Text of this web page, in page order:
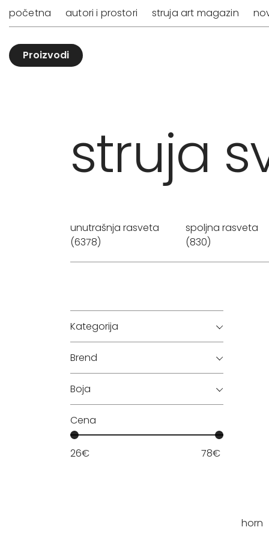
početna autori i prostori struja art magazin
Proizvodi
struja
unutrašnja rasveta
(6378)
spoljna rasveta
(830)
Kategorija
Brend
Boja
Cena
26€ 78€
horn